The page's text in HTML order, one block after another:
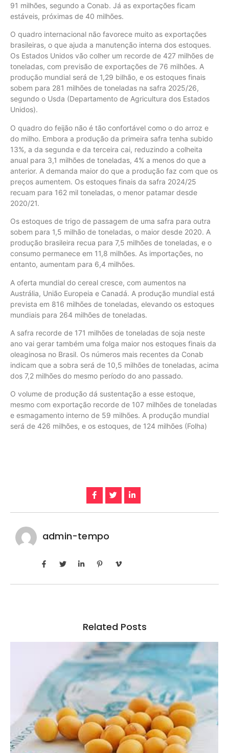
91 milhões, segundo a Conab. Já as exportações ficam
estáveis, próximas de 40 milhões.
O quadro internacional não favorece muito as exportações
brasileiras, o que ajuda a manutenção interna dos estoques.
Os Estados Unidos vão colher um recorde de 427 milhões de
toneladas, com previsão de exportações de 76 milhões. A
produção mundial será de 1,29 bilhão, e os estoques finais
sobem para 281 milhões de toneladas na safra 2025/26,
segundo o Usda (Departamento de Agricultura dos Estados
Unidos).
O quadro do feijão não é tão confortável como o do arroz e
do milho. Embora a produção da primeira safra tenha subido
13%, a da segunda e da terceira cai, reduzindo a colheita
anual para 3,1 milhões de toneladas, 4% a menos do que a
anterior. A demanda maior do que a produção faz com que os
preços aumentem. Os estoques finais da safra 2024/25
recuam para 162 mil toneladas, o menor patamar desde
2020/21.
Os estoques de trigo de passagem de uma safra para outra
sobem para 1,5 milhão de toneladas, o maior desde 2020. A
produção brasileira recua para 7,5 milhões de toneladas, e o
consumo permanece em 11,8 milhões. As importações, no
entanto, aumentam para 6,4 milhões.
A oferta mundial do cereal cresce, com aumentos na
Austrália, União Europeia e Canadá. A produção mundial está
prevista em 816 milhões de toneladas, elevando os estoques
mundiais para 264 milhões de toneladas.
A safra recorde de 171 milhões de toneladas de soja neste
ano vai gerar também uma folga maior nos estoques finais da
oleaginosa no Brasil. Os números mais recentes da Conab
indicam que a sobra será de 10,5 milhões de toneladas, acima
dos 7,2 milhões do mesmo período do ano passado.
O volume de produção dá sustentação a esse estoque,
mesmo com exportação recorde de 107 milhões de toneladas
e esmagamento interno de 59 milhões. A produção mundial
será de 426 milhões, e os estoques, de 124 milhões (Folha)
admin-tempo
Related Posts